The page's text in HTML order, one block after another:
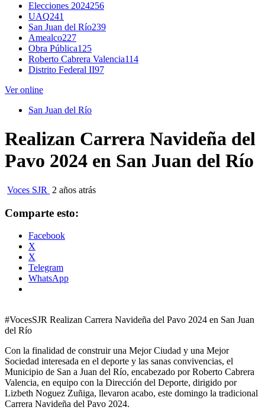
Elecciones 2024256
UAQ241
San Juan del Río239
Amealco227
Obra Pública125
Roberto Cabrera Valencia114
Distrito Federal II97
Ver online
San Juan del Río
Realizan Carrera Navideña del
Pavo 2024 en San Juan del Río
Voces SJR 2 años atrás
Comparte esto:
Facebook
X
X
Telegram
WhatsApp
#VocesSJR Realizan Carrera Navideña del Pavo 2024 en San Juan
del Río
Con la finalidad de construir una Mejor Ciudad y una Mejor
Sociedad interesada en el deporte y las sanas convivencias, el
Municipio de San a Juan del Río, encabezado por Roberto Cabrera
Valencia, en equipo con la Dirección del Deporte, dirigido por
Lizbeth Noguez Zuñiga, llevaron acabo, este domingo la tradicional
Carrera Navideña del Pavo 2024.